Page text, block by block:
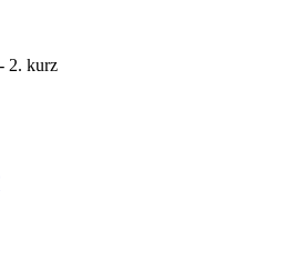
2. kurz